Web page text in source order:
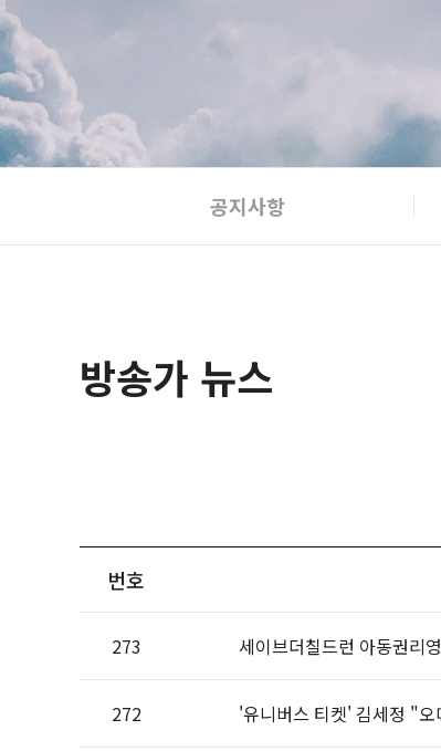
공지사항
방송가 뉴스
번호
273 세이브더칠드런 아동권리
272 '유니버스 티켓' 김세정 "